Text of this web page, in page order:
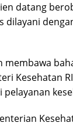
datang
dilayani
membawa
Kesehatan